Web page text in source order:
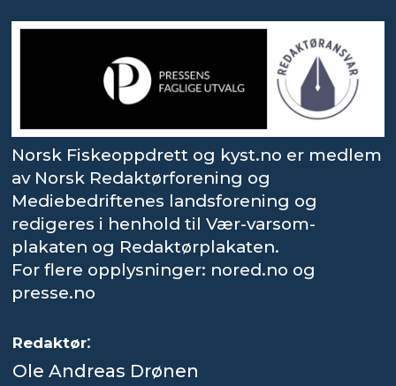
Norsk Fiskeoppdrett og kyst.no er medlem
av Norsk Redaktørforening og
Mediebedriftenes landsforening og
redigeres i henhold til Vær-varsom-
plakaten og Redaktørplakaten.
For flere opplysninger: nored.no og
presse.no
Redaktør:
Ole Andreas Drønen